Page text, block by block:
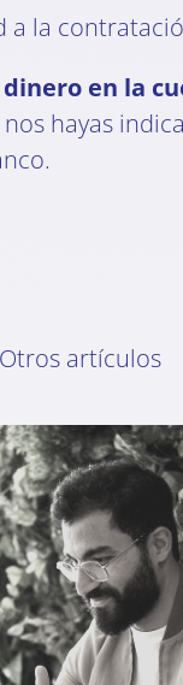
a la
dinero en la
hayas
Otros artículos